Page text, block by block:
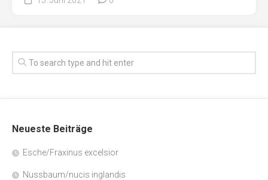
Neueste Beiträge
Esche/Fraxinus excelsior
Nussbaum/nucis inglandis